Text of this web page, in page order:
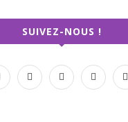
SUIVEZ-NOUS !